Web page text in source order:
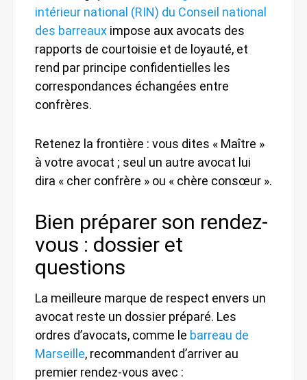
intérieur national (RIN) du Conseil national
des barreaux impose aux avocats des
rapports de courtoisie et de loyauté, et
rend par principe confidentielles les
correspondances échangées entre
confrères.
Retenez la frontière : vous dites « Maître »
à votre avocat ; seul un autre avocat lui
dira « cher confrère » ou « chère consœur ».
Bien préparer son rendez-
vous : dossier et
questions
La meilleure marque de respect envers un
avocat reste un dossier préparé. Les
ordres d’avocats, comme le barreau de
Marseille, recommandent d’arriver au
premier rendez-vous avec :